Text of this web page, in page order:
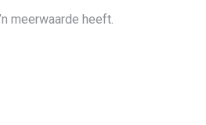
meerwaarde heeft.